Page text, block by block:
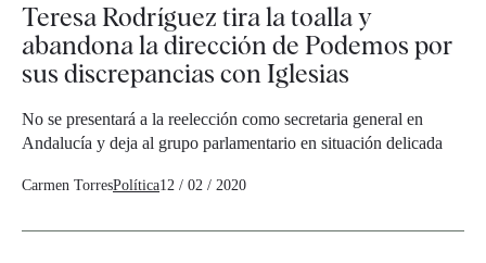
Teresa Rodríguez tira la toalla y
abandona la dirección de Podemos por
sus discrepancias con Iglesias
No se presentará a la reelección como secretaria general en
Andalucía y deja al grupo parlamentario en situación delicada
Carmen TorresPolítica12 / 02 / 2020